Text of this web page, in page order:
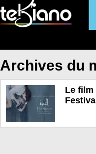
Archives du
Le film